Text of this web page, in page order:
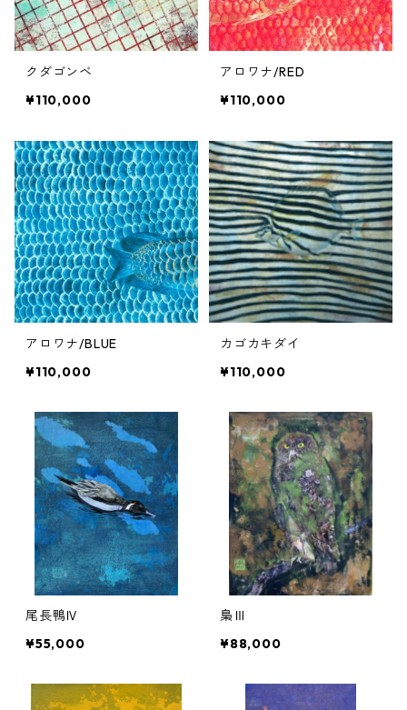
クダゴンベ
¥110,000
アロワナ/RED
¥110,000
アロワナ/BLUE
¥110,000
カゴカキダイ
¥110,000
尾長鴨Ⅳ
¥55,000
梟Ⅲ
¥88,000